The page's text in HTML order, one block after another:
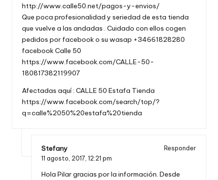
http://www.calle50.net/pagos-y-envios/
Que poca profesionalidad y seriedad de esta tienda
que vuelve a las andadas . Cuidado con ellos cogen
pedidos por facebook o su wasap +34661828280
facebook Calle 50
https://www.facebook.com/CALLE-50-
180817382119907
Afectadas aquí : CALLE 50 Estafa Tienda
https://www.facebook.com/search/top/?
q=calle%2050%20estafa%20tienda
Stefany
Responder
11 agosto, 2017, 12:21 pm
Hola Pilar gracias por la información. Desde